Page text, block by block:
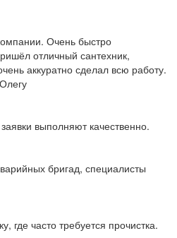
Очень быстро
отличный сантехник,
аккуратно сделал всю работу.
выполняют качественно.
бригад, специалисты
часто требуется прочистка.